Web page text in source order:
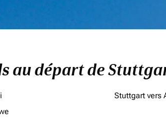
au départ de
Stuttgart vers